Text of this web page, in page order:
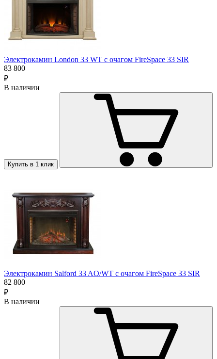
Электрокамин London 33 WT с очагом FireSpace 33 SIR
83 800
₽
В наличии
Купить в 1 клик
Электрокамин Salford 33 AO/WT с очагом FireSpace 33 SIR
82 800
₽
В наличии